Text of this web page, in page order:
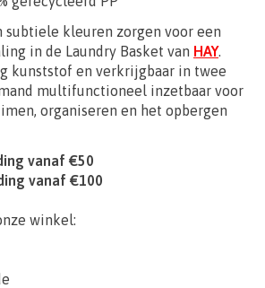
subtiele kleuren zorgen voor een
in de Laundry Basket van HAY.
kunststof en verkrijgbaar in twee
multifunctioneel inzetbaar voor
organiseren en het opbergen
vanaf €50
vanaf €100
winkel: